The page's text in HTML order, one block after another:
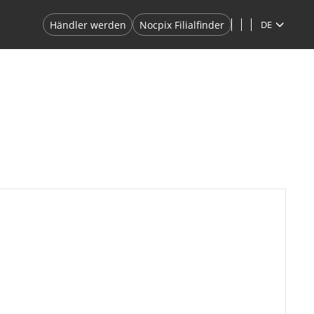
Händler werden Nocpix Filialfinder DE